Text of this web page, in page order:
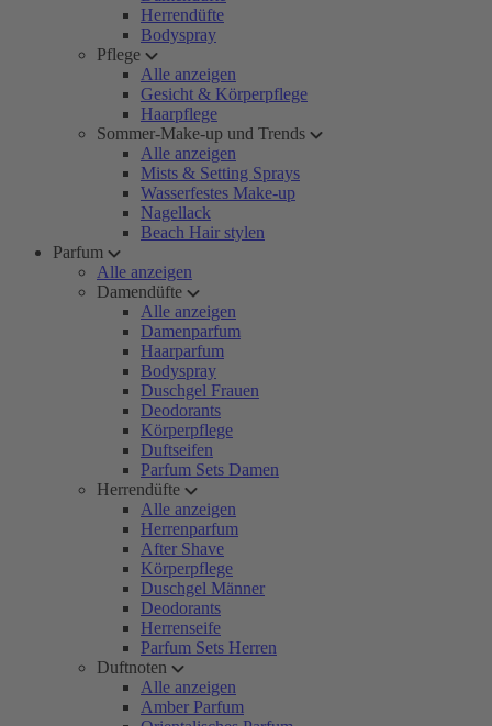
Herrendüfte
Bodyspray
Pflege
Alle anzeigen
Gesicht & Körperpflege
Haarpflege
Sommer-Make-up und Trends
Alle anzeigen
Mists & Setting Sprays
Wasserfestes Make-up
Nagellack
Beach Hair stylen
Parfum
Alle anzeigen
Damendüfte
Alle anzeigen
Damenparfum
Haarparfum
Bodyspray
Duschgel Frauen
Deodorants
Körperpflege
Duftseifen
Parfum Sets Damen
Herrendüfte
Alle anzeigen
Herrenparfum
After Shave
Körperpflege
Duschgel Männer
Deodorants
Herrenseife
Parfum Sets Herren
Duftnoten
Alle anzeigen
Amber Parfum